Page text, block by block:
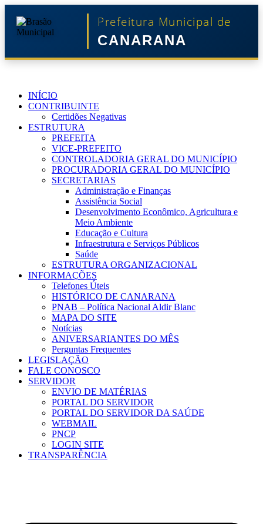
Prefeitura Municipal de
CANARANA
INÍCIO
CONTRIBUINTE
Certidões Negativas
ESTRUTURA
PREFEITA
VICE-PREFEITO
CONTROLADORIA GERAL DO MUNICÍPIO
PROCURADORIA GERAL DO MUNICÍPIO
SECRETARIAS
Administração e Finanças
Assistência Social
Desenvolvimento Econômico, Agricultura e
Meio Ambiente
Educação e Cultura
Infraestrutura e Serviços Públicos
Saúde
ESTRUTURA ORGANIZACIONAL
INFORMAÇÕES
Telefones Úteis
HISTÓRICO DE CANARANA
PNAB – Política Nacional Aldir Blanc
MAPA DO SITE
Notícias
ANIVERSARIANTES DO MÊS
Perguntas Frequentes
LEGISLAÇÃO
FALE CONOSCO
SERVIDOR
ENVIO DE MATÉRIAS
PORTAL DO SERVIDOR
PORTAL DO SERVIDOR DA SAÚDE
WEBMAIL
PNCP
LOGIN SITE
TRANSPARÊNCIA